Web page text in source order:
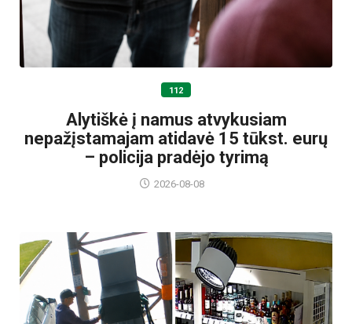
112
Alytiškė į namus atvykusiam
nepažįstamajam atidavė 15 tūkst. eurų
– policija pradėjo tyrimą
2026-08-08